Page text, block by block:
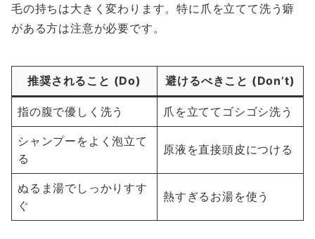
毛の持ちは大きく変わります。特に爪を立てて洗う癖
がある方は注意が必要です。
推奨されること (Do) 避けるべきこと (Don’t)
指の腹で優しく洗う 爪を立ててゴシゴシ洗う
シャンプーをよく泡立て
る
原液を直接頭皮につける
ぬるま湯でしっかりすす
ぐ
熱すぎるお湯を使う